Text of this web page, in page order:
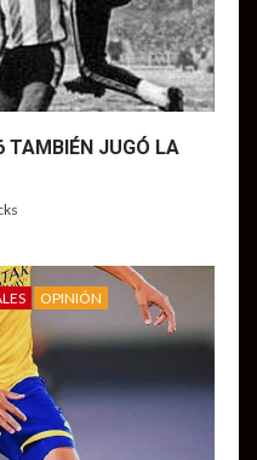
TAMBIÉN JUGÓ LA
OPINIÓN